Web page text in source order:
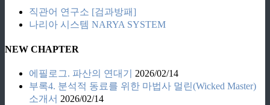
직관어 연구소 [검과방패]
나리아 시스템 NARYA SYSTEM
NEW CHAPTER
에필로그. 파산의 연대기
2026/02/14
부록4. 분석적 동료를 위한 마법사 멀린(Wicked Master)
소개서 2026/02/14